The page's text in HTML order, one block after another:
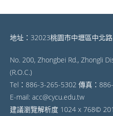
地址：32023桃園市中壢區中北
No. 200, Zhongbei Rd., Zhongli
(R.O.C.)
Tel：886-3-265-5302 傳真：
E-mail: acc@cycu.edu.tw
建議瀏覽解析度 1024 x 768©